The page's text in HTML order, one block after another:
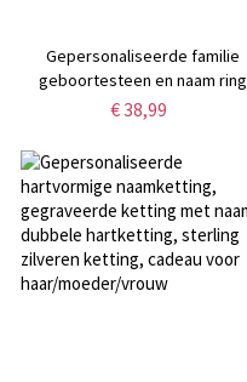
Gepersonaliseerde familie
geboortesteen en naam ring
€ 38,99